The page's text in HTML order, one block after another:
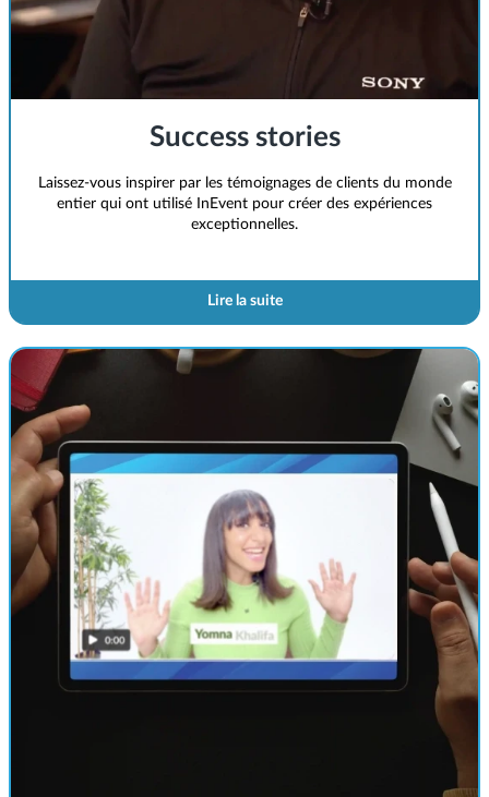
Success stories
Laissez-vous inspirer par les témoignages de clients du monde
entier qui ont utilisé InEvent pour créer des expériences
exceptionnelles.
Lire la suite